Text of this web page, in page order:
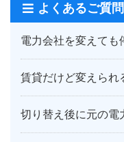
よくあるご質問
電力会社を変えても
賃貸だけど変えられ
切り替え後に元の電